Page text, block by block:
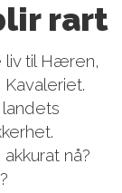
rart
liv til Hæren,
nå?